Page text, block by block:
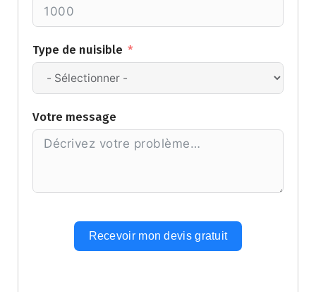
Type de nuisible
Votre message
Recevoir mon devis gratuit